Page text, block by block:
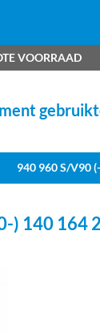
VOORRAAD
940 960 S/V90
) 140